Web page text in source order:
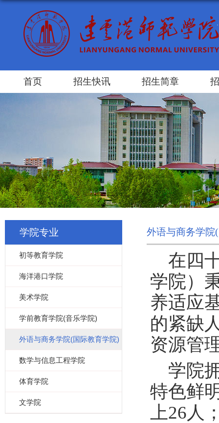
首页 招生快讯 招生简章
学院专业
初等教育学院
海洋港口学院
美术学院
学前教育学院(音乐学院)
外语与商务学院(国际教育学院)
数学与信息工程学院
体育学院
文学院
外语与商务学院
在四
学院）
养适应
的紧缺
资源管
学院
特色鲜
上26人